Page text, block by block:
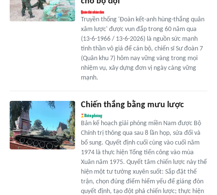
Truyền thống 'Đoàn kết-anh hùng-thắng quân
xâm lược' được vun đắp trong 60 năm qua
(13-6-1966 / 13-6-2026) là nguồn sức mạnh
tinh thần vô giá để cán bộ, chiến sĩ Sư đoàn 7
(Quân khu 7) hôm nay vững vàng trong mọi
nhiệm vụ, xây dựng đơn vị ngày càng vững
mạnh.
Chiến thắng bằng mưu lược
Bản kế hoạch giải phóng miền Nam được Bộ
Chính trị thông qua sau 8 lần họp, sửa đổi và
bổ sung. Quyết định cuối cùng vào cuối năm
1974 là thực hiện Tổng tiến công vào mùa
Xuân năm 1975. Quyết tâm chiến lược này thể
hiện một tư tưởng xuyên suốt: Sắp đặt thế
trận, chọn đúng điểm hiểm yếu để giáng đòn
quyết định, tạo đột phá chiến lược; thực hiện